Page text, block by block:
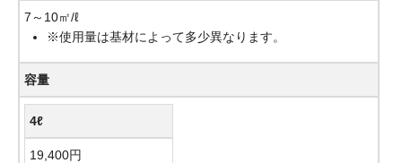
7～10㎡/ℓ
※使用量は基材によって多少異なります。
容量
4ℓ
19,400円